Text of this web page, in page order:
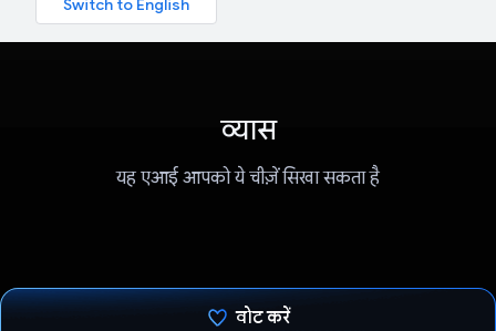
व्यास
यह एआई आपको ये चीज़ें सिखा सकता है
वोट करें